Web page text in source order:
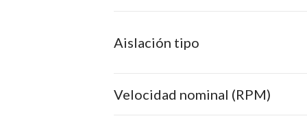
Aislación tipo
Velocidad nominal (RPM)